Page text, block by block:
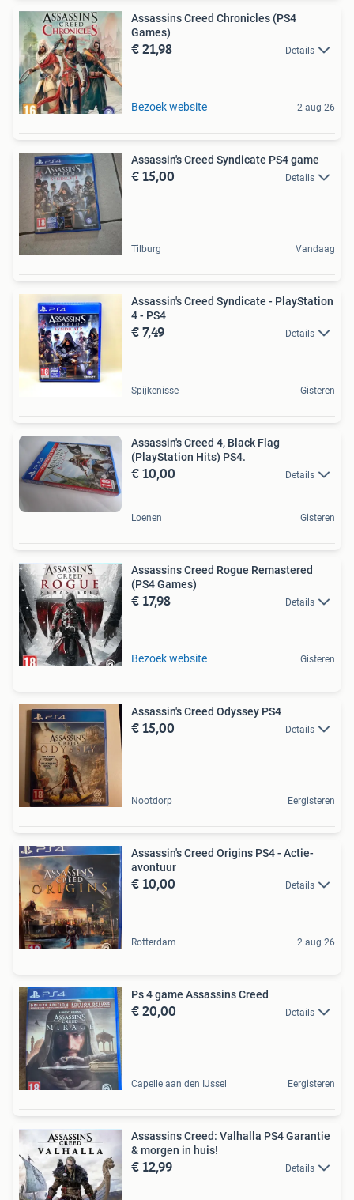
Assassins Creed Chronicles (PS4
Games)
€ 21,98 Details
Bezoek website 2 aug 26
Assassin's Creed Syndicate PS4 game
€ 15,00 Details
Tilburg Vandaag
Assassin's Creed Syndicate - PlayStation
4 - PS4
€ 7,49 Details
Spijkenisse Gisteren
Assassin's Creed 4, Black Flag
(PlayStation Hits) PS4.
€ 10,00 Details
Loenen Gisteren
Assassins Creed Rogue Remastered
(PS4 Games)
€ 17,98 Details
Bezoek website Gisteren
Assassin's Creed Odyssey PS4
€ 15,00 Details
Nootdorp Eergisteren
Assassin's Creed Origins PS4 - Actie-
avontuur
€ 10,00 Details
Rotterdam 2 aug 26
Ps 4 game Assassins Creed
€ 20,00 Details
Capelle aan den IJssel Eergisteren
Assassins Creed: Valhalla PS4 Garantie
& morgen in huis!
€ 12,99 Details